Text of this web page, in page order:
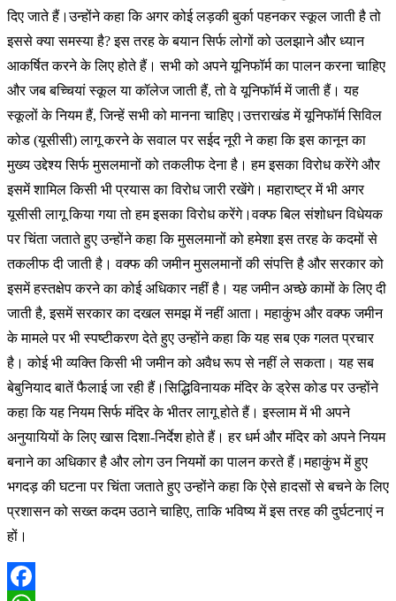
दिए जाते हैं।उन्होंने कहा कि अगर कोई लड़की बुर्का पहनकर स्कूल जाती है तो
इससे क्या समस्या है? इस तरह के बयान सिर्फ लोगों को उलझाने और ध्यान
आकर्षित करने के लिए होते हैं। सभी को अपने यूनिफॉर्म का पालन करना चाहिए
और जब बच्चियां स्कूल या कॉलेज जाती हैं, तो वे यूनिफॉर्म में जाती हैं। यह
स्कूलों के नियम हैं, जिन्हें सभी को मानना चाहिए।उत्तराखंड में यूनिफॉर्म सिविल
कोड (यूसीसी) लागू करने के सवाल पर सईद नूरी ने कहा कि इस कानून का
मुख्य उद्देश्य सिर्फ मुसलमानों को तकलीफ देना है। हम इसका विरोध करेंगे और
इसमें शामिल किसी भी प्रयास का विरोध जारी रखेंगे। महाराष्ट्र में भी अगर
यूसीसी लागू किया गया तो हम इसका विरोध करेंगे।वक्फ बिल संशोधन विधेयक
पर चिंता जताते हुए उन्होंने कहा कि मुसलमानों को हमेशा इस तरह के कदमों से
तकलीफ दी जाती है। वक्फ की जमीन मुसलमानों की संपत्ति है और सरकार को
इसमें हस्तक्षेप करने का कोई अधिकार नहीं है। यह जमीन अच्छे कामों के लिए दी
जाती है, इसमें सरकार का दखल समझ में नहीं आता। महाकुंभ और वक्फ जमीन
के मामले पर भी स्पष्टीकरण देते हुए उन्होंने कहा कि यह सब एक गलत प्रचार
है। कोई भी व्यक्ति किसी भी जमीन को अवैध रूप से नहीं ले सकता। यह सब
बेबुनियाद बातें फैलाई जा रही हैं।सिद्धिविनायक मंदिर के ड्रेस कोड पर उन्होंने
कहा कि यह नियम सिर्फ मंदिर के भीतर लागू होते हैं। इस्लाम में भी अपने
अनुयायियों के लिए खास दिशा-निर्देश होते हैं। हर धर्म और मंदिर को अपने नियम
बनाने का अधिकार है और लोग उन नियमों का पालन करते हैं।महाकुंभ में हुए
भगदड़ की घटना पर चिंता जताते हुए उन्होंने कहा कि ऐसे हादसों से बचने के लिए
प्रशासन को सख्त कदम उठाने चाहिए, ताकि भविष्य में इस तरह की दुर्घटनाएं न
हों।